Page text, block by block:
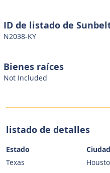
ID de listado de
N2038-KY
Bienes raíces
Not Included
listado de detalles
Estado
Ciudad
Texas